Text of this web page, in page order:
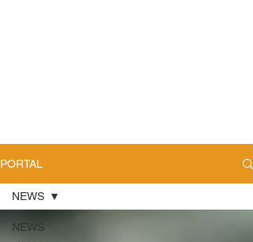
PORTAL
NEWS
NEWS